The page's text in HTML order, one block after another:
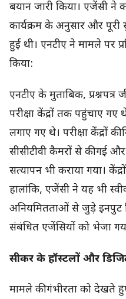
बयान जारी किया। एजेंसी ने
कार्यक्रम के अनुसार और पूरी
हुई थी। एनटीए ने मामले पर
किया:
एनटीए के मुताबिक, प्रश्नपत्र
परीक्षा केंद्रों तक पहुंचाए गए
लगाए गए थे। परीक्षा केंद्रों
सीसीटीवी कैमरों से की गई और
सत्यापन भी कराया गया।
हालांकि, एजेंसी ने यह भी
अनियमितताओं से जुड़े इनपुट
संबंधित एजेंसियों को भेजा
सीकर के हॉस्टलों और
मामले की गंभीरता को देखते